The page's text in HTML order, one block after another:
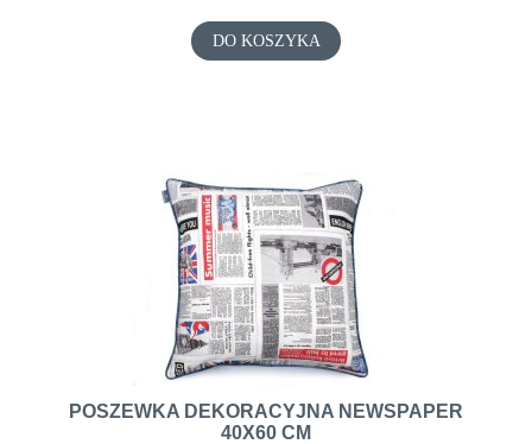
DO KOSZYKA
POSZEWKA DEKORACYJNA NEWSPAPER
40X60 CM